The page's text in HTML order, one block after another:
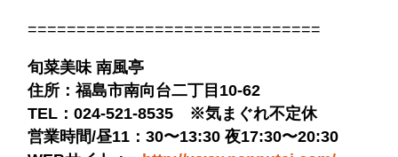
==============================
旬菜美味 南風亭
住所：福島市南向台二丁目10-62
TEL：024-521-8535 ※気まぐれ不定休
営業時間/昼11：30〜13:30 夜17:30〜20:30